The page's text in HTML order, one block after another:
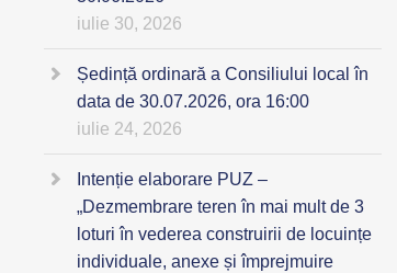
iulie 30, 2026
Ședință ordinară a Consiliului local în
data de 30.07.2026, ora 16:00
iulie 24, 2026
Intenție elaborare PUZ –
„Dezmembrare teren în mai mult de 3
loturi în vederea construirii de locuințe
individuale, anexe și împrejmuire